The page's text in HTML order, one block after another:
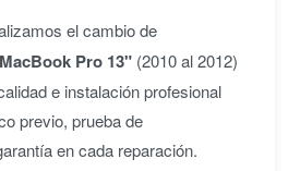
el cambio de
MacBook Pro 13"(2010 al 2012)
e instalación profesional
previo, prueba de
en cada reparación.